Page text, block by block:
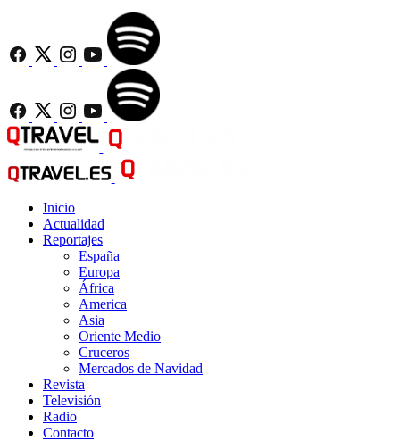
Inicio
Actualidad
Reportajes
España
Europa
África
America
Asia
Oriente Medio
Cruceros
Mercados de Navidad
Revista
Televisión
Radio
Contacto